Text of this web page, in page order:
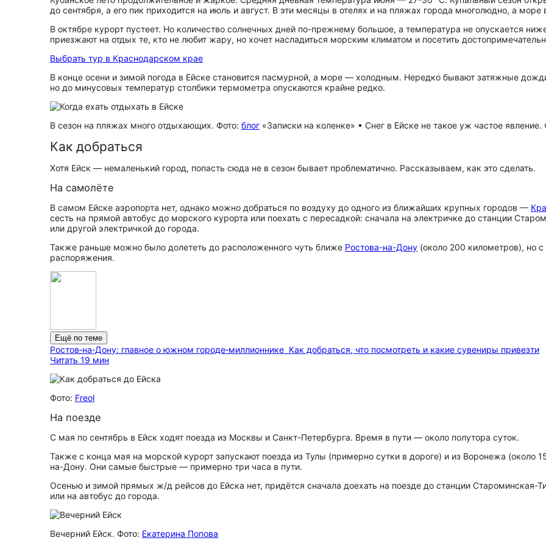
до сентября, а его пик приходится на июль и август. В эти месяцы в отелях и на пляжах города многолюдно, а море
В октябре курорт пустеет. Но количество солнечных дней по-прежнему большое, а температура не опускается
приезжают на отдых те, кто не любит жару, но хочет насладиться морским климатом и посетить
Выбрать тур в Краснодарском крае
В конце осени и зимой погода в Ейске становится пасмурной, а море — холодным. Нередко бывают затяжные
но до минусовых температур столбики термометра опускаются крайне редко.
В сезон на пляжах много отдыхающих. Фото: блог «Записки на коленке» • Снег в Ейске не такое уж частое явление.
Как добраться
Хотя Ейск — немаленький город, попасть сюда не в сезон бывает проблематично. Рассказываем, как это сделать.
На самолёте
В самом Ейске аэропорта нет, однако можно добраться по воздуху до одного из ближайших крупных городов —
сесть на прямой автобус до морского курорта или поехать с пересадкой: сначала на электричке до станции
или другой электричкой до города.
Также раньше можно было долететь до расположенного чуть ближе Ростова-на-Дону (около 200 километров), но
распоряжения.
Ещё по теме
Ростов‑на‑Дону: главное о южном городе‑миллионнике Как добраться, что посмотреть и какие сувениры привезти
Читать 19 мин
Фото: Freol
На поезде
С мая по сентябрь в Ейск ходят поезда из Москвы и Санкт-Петербурга. Время в пути — около полутора суток.
Также с конца мая на морской курорт запускают поезда из Тулы (примерно сутки в дороге) и из Воронежа (около
на-Дону. Они самые быстрые — примерно три часа в пути.
Осенью и зимой прямых ж/д рейсов до Ейска нет, придётся сначала доехать на поезде до станции Староминская-
или на автобус до города.
Вечерний Ейск. Фото: Екатерина Попова